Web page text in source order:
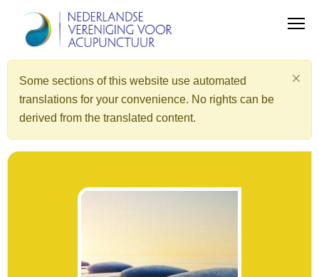
Some sections of this website use automated
translations for your convenience. No rights can be
derived from the translated content.